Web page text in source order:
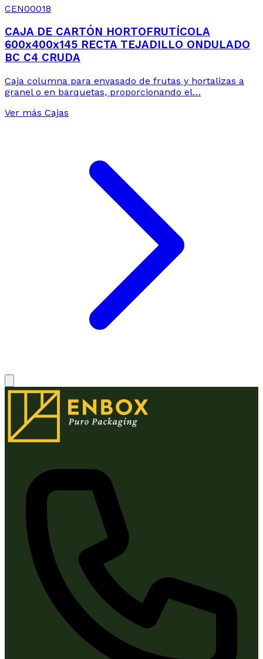
CEN00018
CAJA DE CARTÓN HORTOFRUTÍCOLA
600x400x145 RECTA TEJADILLO ONDULADO
BC C4 CRUDA
Caja columna para envasado de frutas y hortalizas a
granel o en barquetas, proporcionando el…
Ver más Cajas